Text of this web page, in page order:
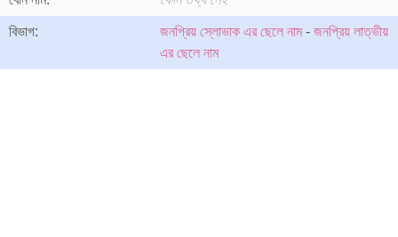
বিভাগ: জনপ্রিয় স্লোভাক এর ছেলে নাম- জনপ্রিয় লাত্ভীয়
এর ছেলে নাম